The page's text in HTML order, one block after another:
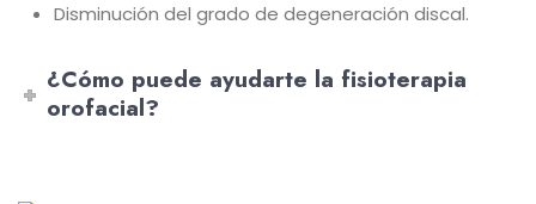
Disminución del grado de degeneración discal.
¿Cómo puede ayudarte la fisioterapia
orofacial?